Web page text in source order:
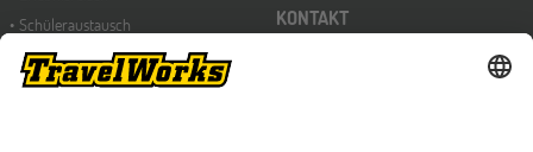
Schüleraustausch
Sprachferien für Schüler 8-17 J.
Summer School
KONTAKT